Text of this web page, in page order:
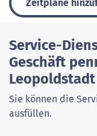
Zeitpläne
Service-
Geschäft
Leopoldstadt
Sie können die
ausfüllen.